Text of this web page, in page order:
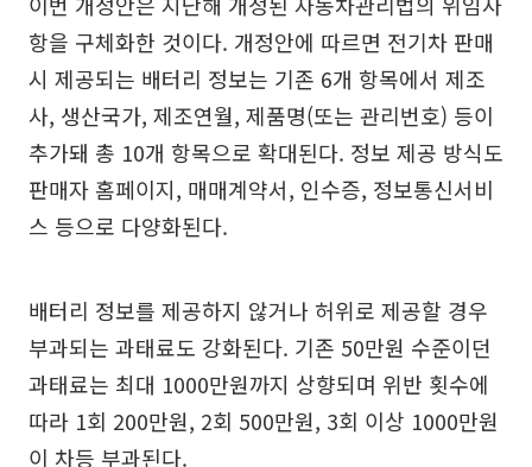
항을 구체화한 것이다. 개정안에 따르면 전기차 판매
시 제공되는 배터리 정보는 기존 6개 항목에서 제조
사, 생산국가, 제조연월, 제품명(또는 관리번호) 등이
추가돼 총 10개 항목으로 확대된다. 정보 제공 방식도
판매자 홈페이지, 매매계약서, 인수증, 정보통신서비
스 등으로 다양화된다.
배터리 정보를 제공하지 않거나 허위로 제공할 경우
부과되는 과태료도 강화된다. 기존 50만원 수준이던
과태료는 최대 1000만원까지 상향되며 위반 횟수에
따라 1회 200만원, 2회 500만원, 3회 이상 1000만원
이 차등 부과된다.